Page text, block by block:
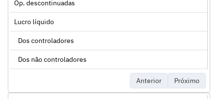
Op. descontinuadas
Lucro líquido
Dos controladores
Dos não controladores
Anterior Próximo